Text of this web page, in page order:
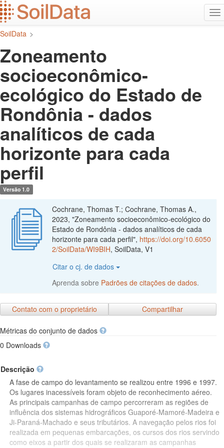
Ir
para
o
conteúdo
SoilData >
Zoneamento
socioeconômico-
ecológico do Estado de
Rondônia - dados
analíticos de cada
horizonte para cada
perfil
Versão 1.0
Cochrane, Thomas T.; Cochrane, Thomas A.,
2023, "Zoneamento socioeconômico-ecológico do
Estado de Rondônia - dados analíticos de cada
horizonte para cada perfil", https://doi.org/10.6050
2/SoilData/WI9BIH, SoilData, V1
Citar o cj. de dados
Aprenda sobre Padrões de citações de dados.
Contato com o proprietário Compartilhar
Métricas do conjunto de dados
0 Downloads
Descrição
A fase de campo do levantamento se realizou entre 1996 e 1997.
Os lugares inacessíveis foram objeto de reconhecimento aéreo.
As principais campanhas de campo percorreram as regiões de
influência dos sistemas hidrográficos Guaporé-Mamoré-Madeira e
Ji-Paraná-Machado e seus tributários. A navegação pelos rios foi
realizada em pequenas embarcações, os cursos dos rios servindo
como eixos a partir dos quais se realizaram as campanhas